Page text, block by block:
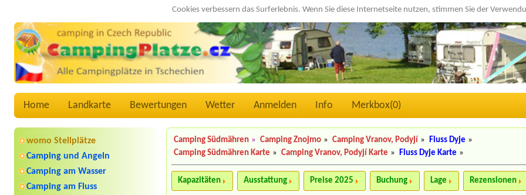
Cookies verbessern das Surferlebnis. Wenn Sie diese Internetseite nutzen, stimmen Sie der
Home Landkarte Bewertungen Wetter Anmelden Info Merkbox(0)
womo Stellplätze
Camping und Angeln
Camping am Wasser
Camping am Fluss
Camping Südmähren » Camping Znojmo » Camping Vranov, Podyjí » Fluss Dyje »
Camping Südmähren Karte » Camping Vranov, Podyjí Karte » Fluss Dyje Karte »
Kapazitäten Ausstattung Preise 2025 Buchung Lage Rezensionen